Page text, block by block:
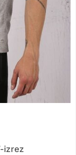
izrez